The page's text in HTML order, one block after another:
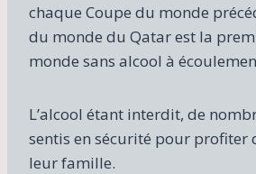
chaque Coupe du monde
du monde du Qatar est la
monde sans alcool à
L’alcool étant interdit, de
sentis en sécurité pour profiter
leur famille.